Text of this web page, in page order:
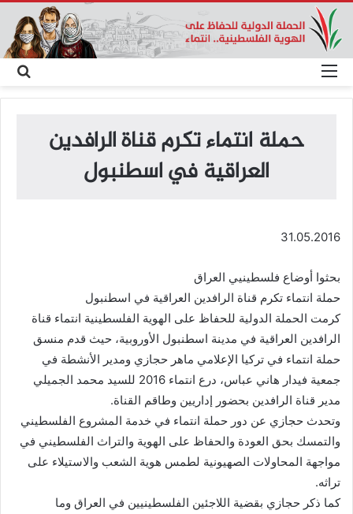
عن
القائمة
حملة انتماء تكرم قناة الرافدين
العراقية في اسطنبول
31.05.2016
بحثوا أوضاع فلسطينيي العراق
حملة انتماء تكرم قناة الرافدين العراقية في اسطنبول
كرمت الحملة الدولية للحفاظ على الهوية الفلسطينية انتماء قناة
الرافدين العراقية في مدينة اسطنبول الأوروبية، حيث قدم منسق
حملة انتماء في تركيا الإعلامي ماهر حجازي ومدير الأنشطة في
جمعية فيدار هاني عباس، درع انتماء 2016 للسيد محمد الجميلي
مدير قناة الرافدين بحضور إداريين وطاقم القناة.
وتحدث حجازي عن دور حملة انتماء في خدمة المشروع الفلسطيني
والتمسك بحق العودة والحفاظ على الهوية والتراث الفلسطيني في
مواجهة المحاولات الصهيونية لطمس هوية الشعب والاستيلاء على
تراثه.
كما ذكر حجازي بقضية اللاجئين الفلسطينيين في العراق وما